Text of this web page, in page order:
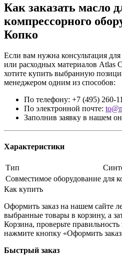
Как заказать масло
компрессорного
Копко
Если вам нужна консультация
или расходных материалов Atlas
хотите купить выбранную
менеджером одним из способов:
По телефону: +7 (495) 260-
По электронной почте:
Заполнив заявку в нашем
Характеристики
Тип
Совместимое оборудование для
Как купить
Оформить заказ на нашем сайте
выбранные товары в корзину, а
Корзина, проверьте
нажмите кнопку «Оформить
Быстрый заказ